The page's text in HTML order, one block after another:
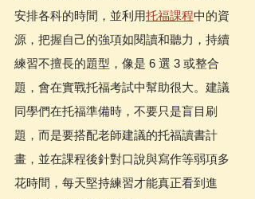
安排各科的時間，並利用托福課程中的資
源，把握自己的強項如閱讀和聽力，持續
練習不擅長的題型，像是 6 選 3 或整合
題，會在實戰托福考試中幫助很大。建議
同學們在托福準備時，不要只是盲目刷
題，而是要搭配老師建議的托福讀書計
畫，並在課程後針對口說與寫作等弱項多
花時間，每天堅持練習才能真正看到進